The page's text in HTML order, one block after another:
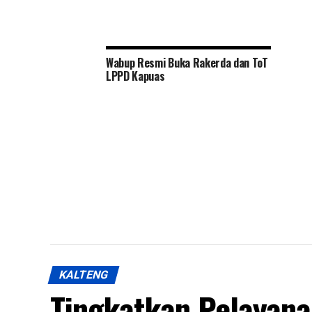
Wabup Resmi Buka Rakerda dan ToT
LPPD Kapuas
KALTENG